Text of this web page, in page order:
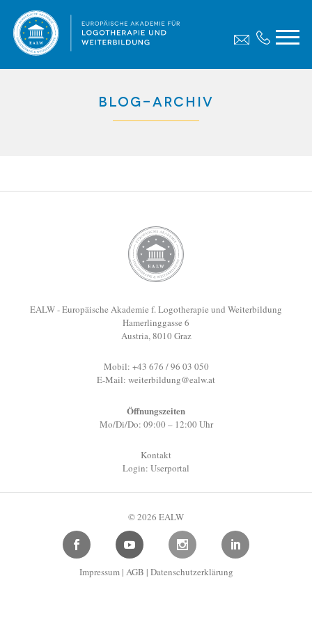
Blog-Archiv
EALW - Europäische Akademie f. Logotherapie und Weiterbildung
Hamerlinggasse 6
Austria, 8010 Graz
Mobil: +43 676 / 96 03 050
E-Mail: weiterbildung@ealw.at
Öffnungszeiten
Mo/Di/Do: 09:00 – 12:00 Uhr
Kontakt
Login: Userportal
© 2026 EALW
Impressum| AGB | Datenschutzerklärung